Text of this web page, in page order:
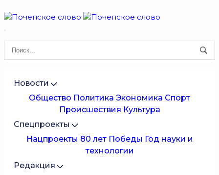
Новости
Общество Политика Экономика Спорт
Происшествия Культура
Спецпроекты
Нацпроекты 80 лет Победы Год науки и
технологии
Редакция